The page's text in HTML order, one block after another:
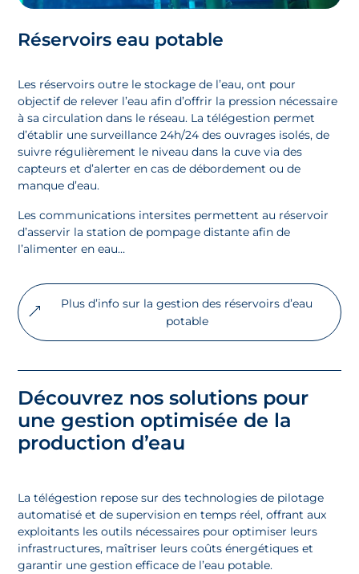
Réservoirs eau potable
Les réservoirs outre le stockage de l’eau, ont pour
objectif de relever l’eau afin d’offrir la pression nécessaire
à sa circulation dans le réseau. La télégestion permet
d’établir une surveillance 24h/24 des ouvrages isolés, de
suivre régulièrement le niveau dans la cuve via des
capteurs et d’alerter en cas de débordement ou de
manque d’eau.
Les communications intersites permettent au réservoir
d’asservir la station de pompage distante afin de
l’alimenter en eau…
Plus d’info sur la gestion des réservoirs d’eau
potable
Découvrez nos solutions pour
une gestion optimisée de la
production d’eau
La télégestion repose sur des technologies de pilotage
automatisé et de supervision en temps réel, offrant aux
exploitants les outils nécessaires pour optimiser leurs
infrastructures, maîtriser leurs coûts énergétiques et
garantir une gestion efficace de l’eau potable.